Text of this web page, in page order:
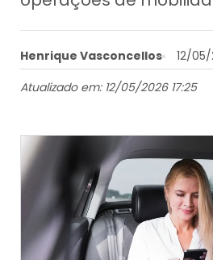
Henrique Vasconcellos 12/05/
Atualizado em: 12/05/2026 17:25